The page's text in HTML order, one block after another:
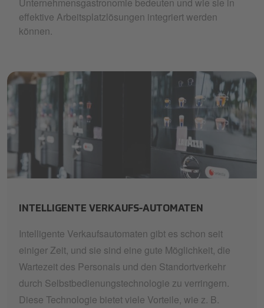
effektive Arbeitsplatzlösungen integriert werden
können.
INTELLIGENTE VERKAUFS-AUTOMATEN
Intelligente Verkaufsautomaten gibt es schon seit
einiger Zeit, und sie sind eine gute Möglichkeit, die
Wartezeit des Personals und den Standortverkehr
durch Selbstbedienungstechnologie zu verringern.
Diese Technologie bietet viele Vorteile, wie z. B.